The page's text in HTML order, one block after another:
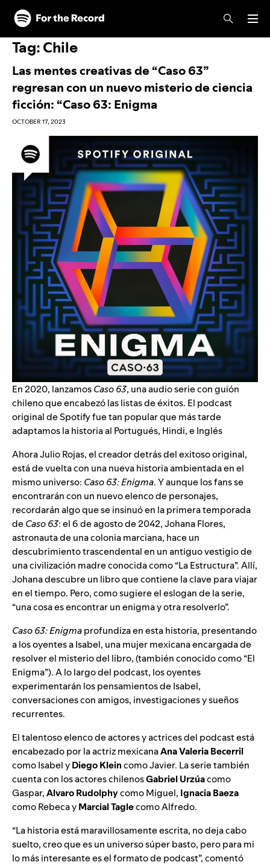
Skip to main content
Skip to footer
Tag:Chile
Las mentes creativas de “Caso 63”
regresan con un nuevo misterio de ciencia
ficción: “Caso 63: Enigma
OCTOBER 17, 2023
En 2020, lanzamosCaso 63, una audio serie con guión
chileno que encabezó las listas de éxitos. El podcast
original de Spotify fue tan popular que más tarde
adaptamos la historia al Portugués, Hindi, eInglés
Ahora Julio Rojas, el creador detrás del exitoso original,
está de vuelta con una nueva historia ambientada en el
mismo universo: Caso 63: Enigma. Y aunque los fans se
encontrarán con un nuevo elenco de personajes,
recordarán algo que se insinuó en la primera temporada
deCaso 63: el 6 de agosto de 2042, Johana Flores,
astronauta de una colonia marciana, hace un
descubrimiento trascendental en un antiguo vestigio de
una civilización madre conocida como “La Estructura”. Allí,
Johana descubre un libro que contiene la clave para viajar
en el tiempo. Pero, como sugiere el eslogan de la serie,
“una cosa es encontrar un enigma y otra resolverlo”.
Caso 63: Enigmaprofundiza en esta historia, presentando
a los oyentes a Isabel, una mujer mexicana encargada de
resolver el misterio del libro, (también conocido como “El
Enigma”). A lo largo del podcast, los oyentes
experimentarán los pensamientos de Isabel,
conversaciones con amigos, investigaciones y sueños
recurrentes.
El talentoso elenco de actores y actrices del podcast está
encabezado por la actriz mexicanaAna Valeria Becerril
como Isabel yDiego Kleincomo Javier. La serie también
cuenta con los actores chilenosGabriel Urzúacomo
Gaspar,Alvaro Rudolphycomo Miguel, Ignacia Baeza
como Rebeca yMarcial Taglecomo Alfredo.
“La historia está maravillosamente escrita, no deja cabo
suelto, creo que es un universo súper basto, pero para mi
lo más interesante es el formato de podcast”, comentó